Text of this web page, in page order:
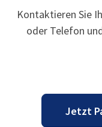
Kontaktieren Sie
oder Telefon